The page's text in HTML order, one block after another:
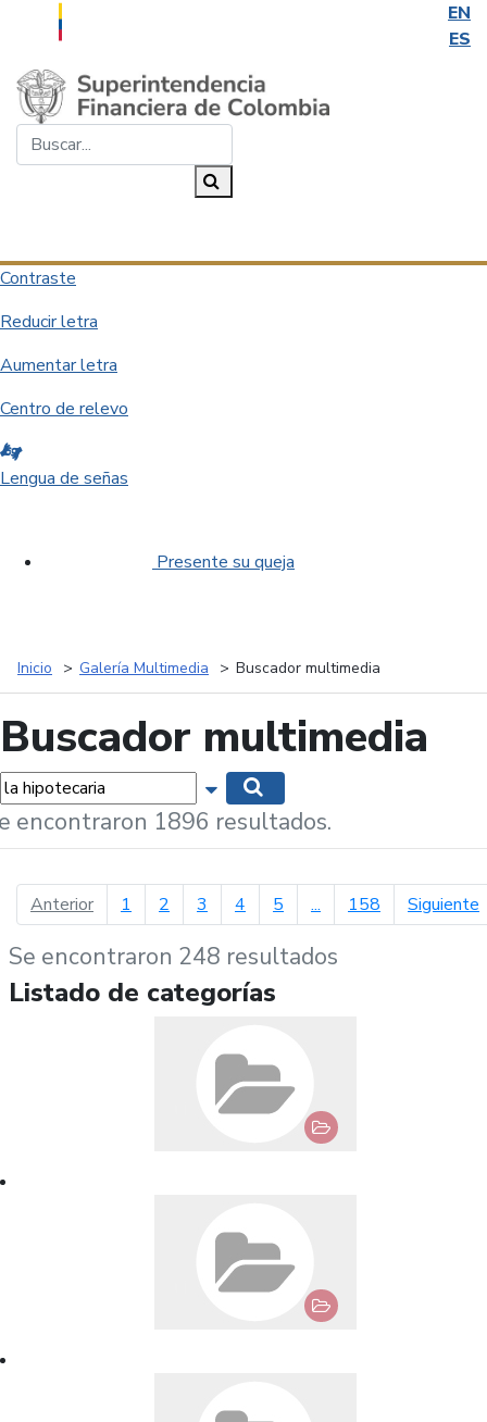
EN
ES
Saltar al contenido principal
Contraste
Reducir letra
Aumentar letra
Centro de relevo
Lengua de señas
Presente su queja
Inicio Galería Multimedia Buscador multimedia
Buscador multimedia
Mostrar opciones de búsqueda
encontraron 1896 resultados.
Anteriorpágina anterior
1 2 3 4 5 ... 158 Siguiente
Se encontraron 248 resultados
Listado de categorías